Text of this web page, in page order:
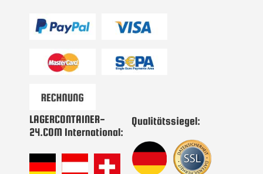
LAGERCONTAINER-
24.COM International:
Qualitätssiegel: